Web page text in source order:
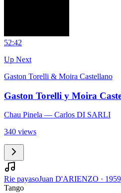
52:42
Up Next
Gaston Torelli & Moira Castellano
Gaston Torelli y Moira
Chau Pinela — Carlos DI SARLI
340 views
Rie payasoJuan D'ARIENZO · 1959
Tango